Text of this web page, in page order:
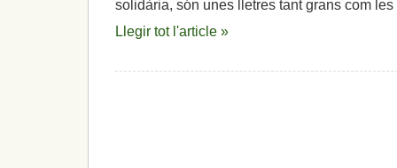
solidària, són unes lletres tant grans com
Llegir tot l'article »